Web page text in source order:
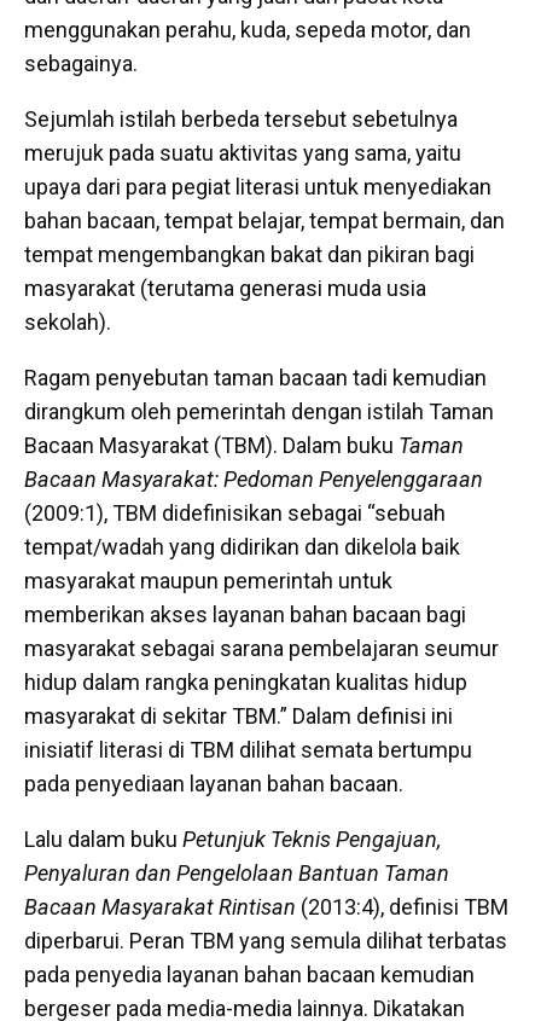
menggunakan perahu, kuda, sepeda motor, dan
sebagainya.
Sejumlah istilah berbeda tersebut sebetulnya
merujuk pada suatu aktivitas yang sama, yaitu
upaya dari para pegiat literasi untuk menyediakan
bahan bacaan, tempat belajar, tempat bermain, dan
tempat mengembangkan bakat dan pikiran bagi
masyarakat (terutama generasi muda usia
sekolah).
Ragam penyebutan taman bacaan tadi kemudian
dirangkum oleh pemerintah dengan istilah Taman
Bacaan Masyarakat (TBM). Dalam buku Taman
Bacaan Masyarakat: Pedoman Penyelenggaraan
(2009:1), TBM didefinisikan sebagai “sebuah
tempat/wadah yang didirikan dan dikelola baik
masyarakat maupun pemerintah untuk
memberikan akses layanan bahan bacaan bagi
masyarakat sebagai sarana pembelajaran seumur
hidup dalam rangka peningkatan kualitas hidup
masyarakat di sekitar TBM.” Dalam definisi ini
inisiatif literasi di TBM dilihat semata bertumpu
pada penyediaan layanan bahan bacaan.
Lalu dalam buku Petunjuk Teknis Pengajuan,
Penyaluran dan Pengelolaan Bantuan Taman
Bacaan Masyarakat Rintisan (2013:4), definisi TBM
diperbarui. Peran TBM yang semula dilihat terbatas
pada penyedia layanan bahan bacaan kemudian
bergeser pada media-media lainnya. Dikatakan